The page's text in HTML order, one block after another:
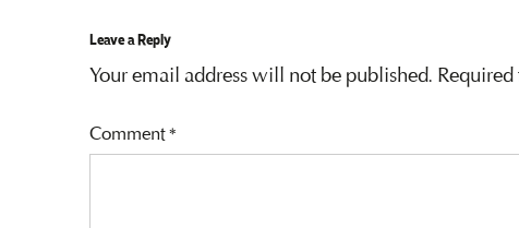
Leave a Reply
Your email address will not be published.
Comment*